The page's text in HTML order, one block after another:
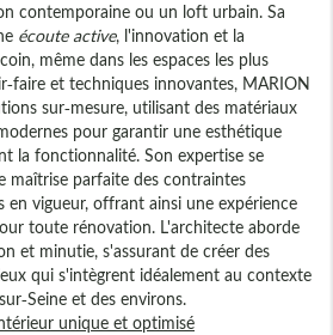
contemporaine ou un loft urbain. Sa
écoute active, l'innovation et la
même dans les espaces les plus
faire et techniques innovantes, MARION
sur-mesure, utilisant des matériaux
pour garantir une esthétique
la fonctionnalité. Son expertise se
maîtrise parfaite des contraintes
en vigueur, offrant ainsi une expérience
toute rénovation. L'architecte aborde
et minutie, s'assurant de créer des
qui s'intègrent idéalement au contexte
Seine et des environs.
unique et optimisé